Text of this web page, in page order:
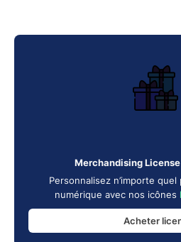
Merchandising License
Personnalisez n’importe
numérique avec nos icônes
Acheter